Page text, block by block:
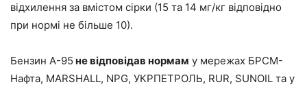
відхилення за вмістом сірки (15 та 14 мг/кг відповідно
при нормі не більше 10).
Бензин А-95 не відповідав нормам у мережах БРСМ-
Нафта, MARSHALL, NPG, УКРПЕТРОЛЬ, RUR, SUNOIL та у